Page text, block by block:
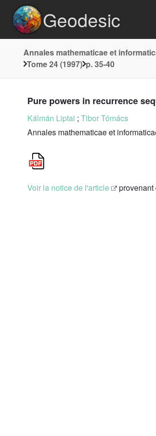
Geodesic
Annales mathematicae et
Tome 24 (1997) p. 35-40
Pure powers in recurrence
Kálmán Liptai ; Tibor Tómács
Annales mathematicae et
Voir la notice de l'article